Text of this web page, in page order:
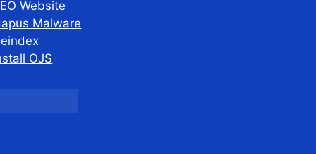
Website
Malware
OJS